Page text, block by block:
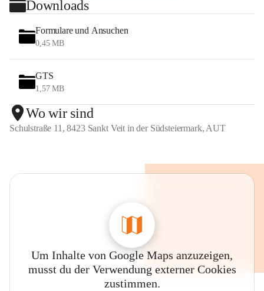
Downloads
Formulare und Ansuchen
0,45 MB
GTS
1,57 MB
Wo wir sind
Schulstraße 11, 8423 Sankt Veit in der Südsteiermark, AUT
Um Inhalte von Google Maps anzuzeigen,
musst du der Verwendung externer Cookies
zustimmen.